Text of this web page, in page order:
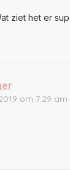
ziet het er
om 7:29 am